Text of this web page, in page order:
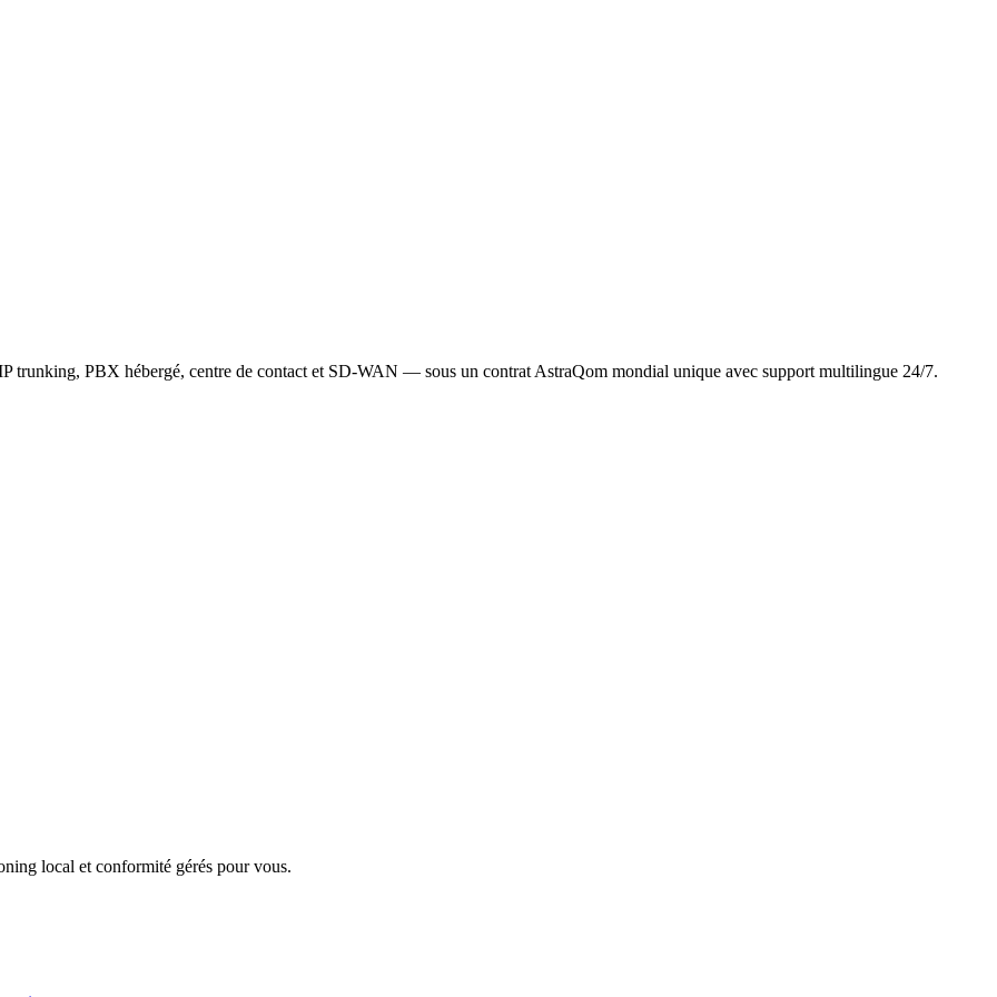
trunking, PBX hébergé, centre de contact et SD-WAN — sous un contrat AstraQom mondial unique avec support multilingue 24/7.
local et conformité gérés pour vous.